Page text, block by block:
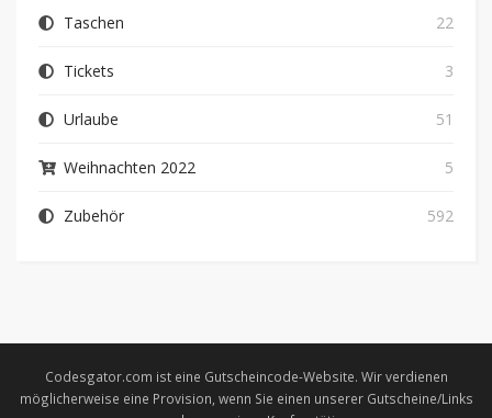
Taschen 22
Tickets 3
Urlaube 51
Weihnachten 2022 5
Zubehör 592
Codesgator.com ist eine Gutscheincode-Website. Wir verdienen
möglicherweise eine Provision, wenn Sie einen unserer Gutscheine/Links